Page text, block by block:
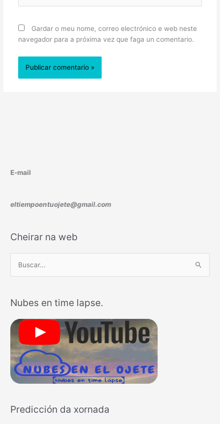
Gardar o meu nome, correo electrónico e web neste
navegador para a próxima vez que faga un comentario.
E-mail
eltiempoentuojete@gmail.com
Cheirar na web
c
a
p
o
r
Nubes en time lapse.
Predicción da xornada